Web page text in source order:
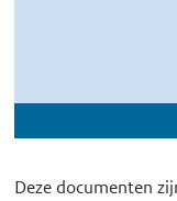
Deze documenten